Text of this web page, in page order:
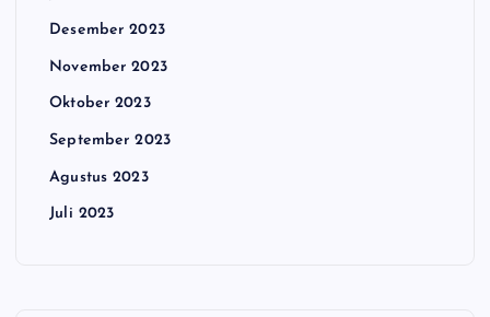
Desember 2023
November 2023
Oktober 2023
September 2023
Agustus 2023
Juli 2023